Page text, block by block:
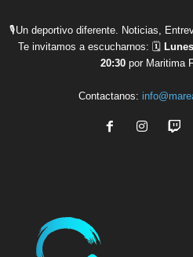
🎙Un deportivo diferente. Noticias,
Te invitamos a escucharnos: 🗓
20:30 por Maritima
Contactanos: